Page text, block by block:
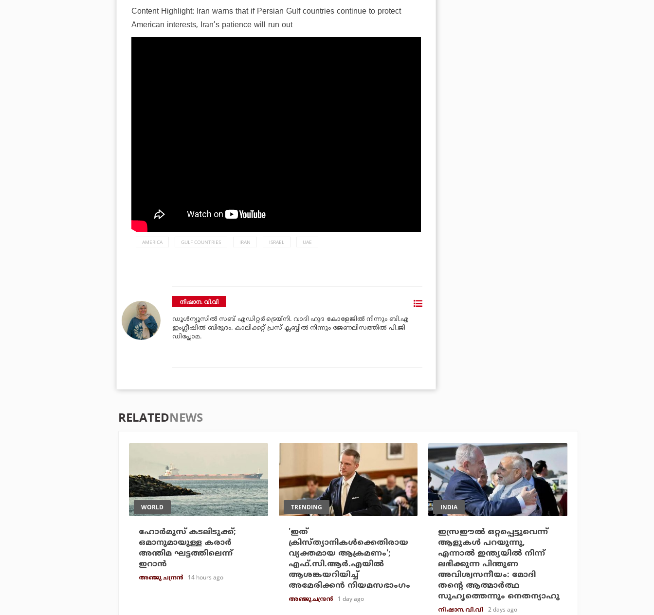
Content Highlight: Iran warns that if Persian Gulf countries continue to protect
American interests, Iran’s patience will run out
AMERICA GULF COUNTRIES IRAN ISRAEL UAE
നിഷാന. വി.വി
ഡൂള്‍ന്യൂസില്‍ സബ് എഡിറ്റര്‍ ട്രെയ്‌നി. വാദി ഹുദ കോളേജില്‍ നിന്നും ബി.എ
ഇംഗ്ലീഷില്‍ ബിരുദം. കാലിക്കറ്റ് പ്രസ് ക്ലബ്ബില്‍ നിന്നും ജേണലിസത്തില്‍ പി.ജി
ഡിപ്ലോമ.
RELATEDNEWS
WORLD
ഹോര്‍മുസ് കടലിടുക്ക്;
ഒമാനുമായുള്ള കരാര്‍
അന്തിമ ഘട്ടത്തിലെന്ന്
ഇറാന്‍
അഞ്ജു ചന്ദ്രന്‍ 14 hours ago
TRENDING
'ഇത്
ക്രിസ്ത്യാനികള്‍ക്കെതിരായ
വ്യക്തമായ ആക്രമണം';
എഫ്.സി.ആര്‍.എയില്‍
ആശങ്കയറിയിച്ച്
അമേരിക്കന്‍ നിയമസഭാംഗം
അഞ്ജു ചന്ദ്രന്‍ 1 day ago
INDIA
ഇസ്രഈല്‍ ഒറ്റപ്പെട്ടുവെന്ന്
ആളുകള്‍ പറയുന്നു,
എന്നാല്‍ ഇന്ത്യയില്‍ നിന്ന്
ലഭിക്കുന്ന പിന്തുണ
അവിശ്വസനീയം: മോദി
തന്റെ ആത്മാര്‍ത്ഥ
സുഹൃത്തെന്നും നെതന്യാഹു
നിഷാന. വി.വി 2 days ago